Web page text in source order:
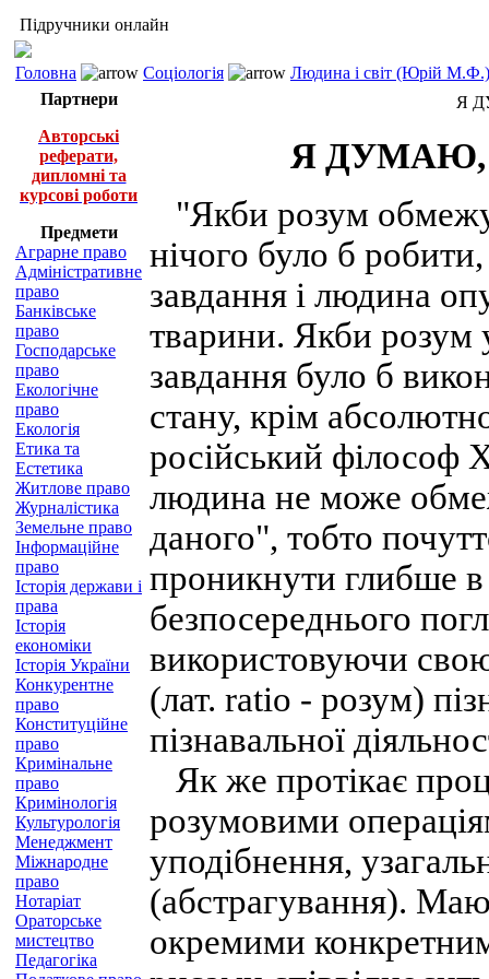
Підручники онлайн
Головна Соціологія
Людина і світ (Юрій М.Ф.)
Партнери
Авторські
реферати,
дипломні та
курсові роботи
Предмети
Аграрне право
Адміністративне
право
Банківське
право
Господарське
право
Екологічне
право
Екологія
Етика та
Естетика
Житлове право
Журналістика
Земельне право
Інформаційне
право
Історія держави і
права
Історія
економіки
Історія України
Конкурентне
право
Конституційне
право
Кримінальне
право
Кримінологія
Культурологія
Менеджмент
Міжнародне
право
Нотаріат
Ораторське
мистецтво
Педагогіка
Я
Я ДУМАЮ,
"Якби розум
нічого було б
завдання і людина
тварини. Якби розум
завдання було б
стану, крім
російський філософ
людина не може
даного", тобто
проникнути глибше в
безпосереднього
використовуючи
(лат. ratio - розум)
пізнавальної
Як же протікає
розумовими
уподібнення,
(абстрагування).
окремими